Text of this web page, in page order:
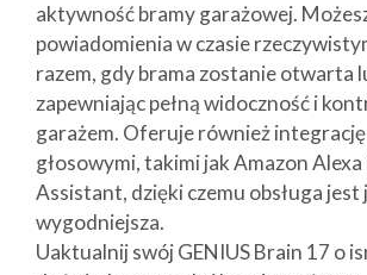
aktywność bramy garażowej.
powiadomienia w czasie
razem, gdy brama zostanie otwarta
zapewniając pełną widoczność i
garażem. Oferuje również
głosowymi, takimi jak Amazon
Assistant, dzięki czemu obsługa jest
wygodniejsza.
Uaktualnij swój GENIUS Brain 17 o